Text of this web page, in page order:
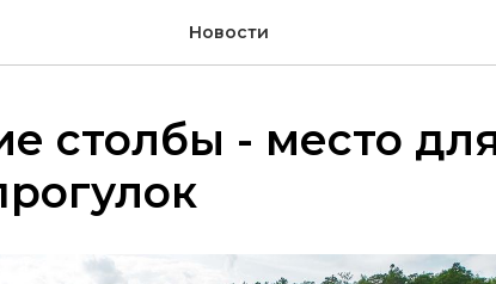
Новости
столбы - место